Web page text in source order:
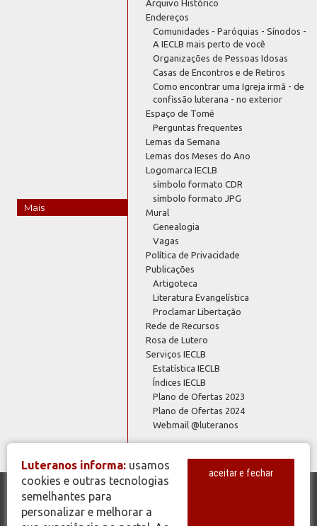
Mais
Arquivo Histórico
Endereços
Comunidades - Paróquias - Sínodos -
A IECLB mais perto de você
Organizações de Pessoas Idosas
Casas de Encontros e de Retiros
Como encontrar uma Igreja irmã - de
confissão luterana - no exterior
Espaço de Tomé
Perguntas frequentes
Lemas da Semana
Lemas dos Meses do Ano
Logomarca IECLB
símbolo formato CDR
símbolo formato JPG
Mural
Genealogia
Vagas
Política de Privacidade
Publicações
Artigoteca
Literatura Evangelística
Proclamar Libertação
Rede de Recursos
Rosa de Lutero
Serviços IECLB
Estatística IECLB
Índices IECLB
Plano de Ofertas 2023
Plano de Ofertas 2024
Webmail @luteranos
© Copyright 2026 - Todos os Direitos Reservados - IECLB - Igreja
Evangélica de Confissão Luterana no Brasil - Portal Luteranos -
Luteranos informa: usamos
cookies e outras tecnologias
semelhantes para
personalizar e melhorar a
aceitar e fechar